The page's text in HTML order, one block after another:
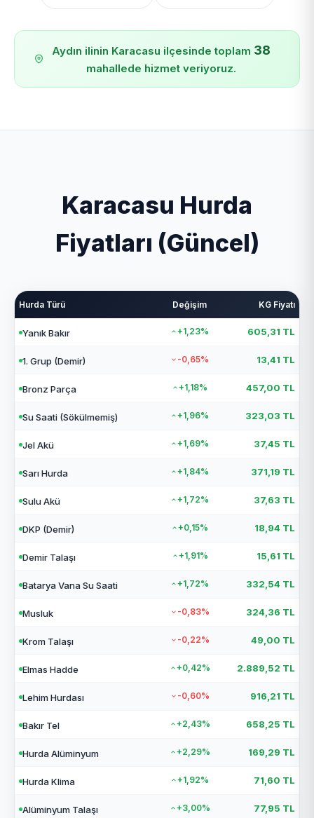
Aydın ilinin Karacasu ilçesinde toplam 38
mahallede hizmet veriyoruz.
Karacasu Hurda
Fiyatları (Güncel)
Hurda Türü Değişim KG Fiyatı
Yanık Bakır +1,23% 605,31 TL
1. Grup (Demir) -0,65% 13,41 TL
Bronz Parça +1,18% 457,00 TL
Su Saati (Sökülmemiş) +1,96% 323,03 TL
Jel Akü +1,69% 37,45 TL
Sarı Hurda +1,84% 371,19 TL
Sulu Akü +1,72% 37,63 TL
DKP (Demir) +0,15% 18,94 TL
Demir Talaşı +1,91% 15,61 TL
Batarya Vana Su Saati +1,72% 332,54 TL
Musluk -0,83% 324,36 TL
Krom Talaşı -0,22% 49,00 TL
Elmas Hadde +0,42% 2.889,52 TL
Lehim Hurdası -0,60% 916,21 TL
Bakır Tel +2,43% 658,25 TL
Hurda Alüminyum +2,29% 169,29 TL
Hurda Klima +1,92% 71,60 TL
Alüminyum Talaşı +3,00% 77,95 TL